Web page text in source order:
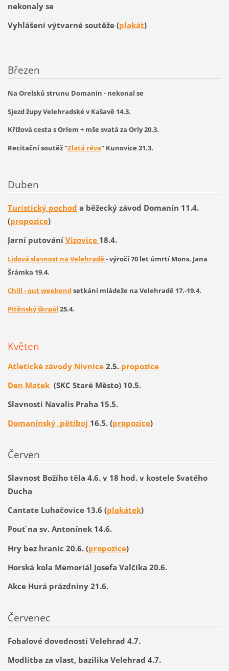
nekonaly se
Vyhlášení výtvarné soutěže (plakát)
Březen
Na Orelsků strunu Domanín - nekonal se
Sjezd župy Velehradské v Kašavě 14.3.
Křížová cesta s Orlem + mše svatá za Orly 20.3.
Recitační soutěž"Zlatá réva" Kunovice 21.3.
Duben
Turistický pochod a běžecký závod Domanín 11.4.
(propozice)
Jarní putování Vizovice 18.4.
Lidová slavnost na Velehradě- výročí 70 let úmrtí Mons. Jana
Šrámka 19.4.
Chill - out weekendsetkání mládeže na Velehradě 17.-19.4.
Pitěnský škrpál 25.4.
Květen
Atletické závody Nivnice 2.5. propozice
Den Matek(SKC Staré Město) 10.5.
Slavnosti Navalis Praha 15.5.
Domanínský pětiboj 16.5. (propozice)
Červen
Slavnost Božího těla 4.6. v 18 hod. v kostele Svatého
Ducha
Cantate Luhačovice 13.6 (plakátek)
Pouť na sv. Antonínek 14.6.
Hry bez hranic 20.6. (propozice)
Horská kola Memoríál Josefa Valčíka 20.6.
Akce Hurá prázdniny 21.6.
Červenec
Fobalové dovednosti Velehrad 4.7.
Modlitba za vlast, bazilika Velehrad 4.7.